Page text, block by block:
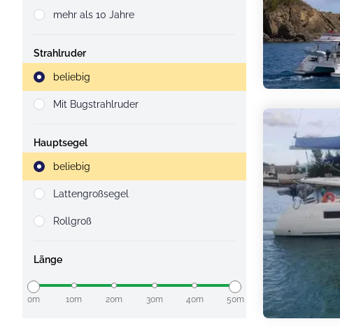
mehr als 10 Jahre
Strahlruder
Strahlruder
beliebig
Mit Bugstrahlruder
Hauptsegel
Strahlruder
beliebig
Lattengroßsegel
Rollgroß
Länge
0m 10m 20m 30m 40m 50m